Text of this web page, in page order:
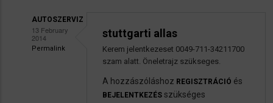
AUTOSZERVIZ
13 February
2014
Permalink
stuttgarti allas
Kerem jelentkezeset 0049-711-34211700
szam alatt. Öneletrajz szükseges.
A hozzászóláshoz REGISZTRÁCIÓ és
BEJELENTKEZÉS szükséges